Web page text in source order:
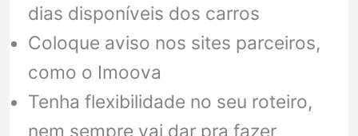
dias disponíveis dos carros
Coloque aviso nos sites parceiros,
como o Imoova
Tenha flexibilidade no seu roteiro,
nem sempre vai dar pra fazer